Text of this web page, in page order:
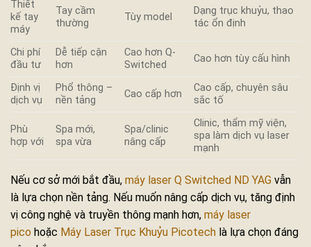
Thiết
kế tay
máy
Tay cầm
thường
Tùy model
Dạng trục khuỷu, thao
tác ổn định
Chi phí
đầu tư
Dễ tiếp cận
hơn
Cao hơn Q-
Switched
Cao hơn tùy cấu hình
Định vị
dịch vụ
Phổ thông –
nền tảng
Cao cấp hơn
Cao cấp, chuyên sâu
sắc tố
Phù
hợp với
Spa mới,
spa vừa
Spa/clinic
nâng cấp
Clinic, thẩm mỹ viện,
spa làm dịch vụ laser
mạnh
Nếu cơ sở mới bắt đầu, máy laser Q Switched ND YAG vẫn
là lựa chọn nền tảng. Nếu muốn nâng cấp dịch vụ, tăng định
vị công nghệ và truyền thông mạnh hơn, máy laser
pico hoặc Máy Laser Trục Khuỷu Picotech là lựa chọn đáng